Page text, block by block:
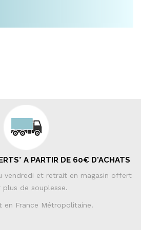
A PARTIR DE 60€ D'ACHATS
vendredi et retrait en magasin offert
plus de souplesse.
en France Métropolitaine.